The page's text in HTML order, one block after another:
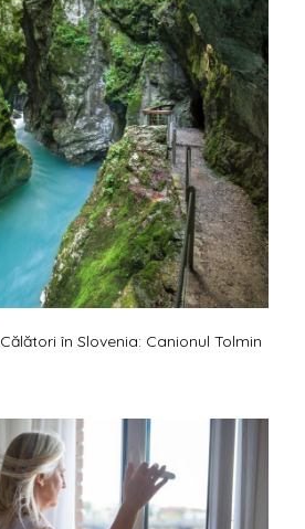
Călători în Slovenia: Canionul Tolmin